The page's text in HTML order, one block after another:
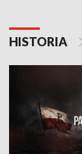
HISTORIA